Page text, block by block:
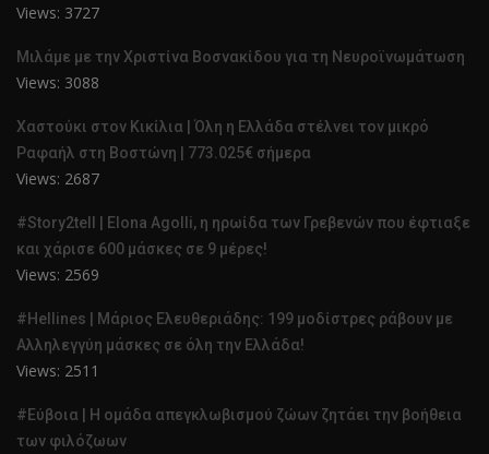
Views: 3727
Μιλάμε με την Χριστίνα Βοσνακίδου για τη Νευροϊνωμάτωση
Views: 3088
Χαστούκι στον Κικίλια | Όλη η Ελλάδα στέλνει τον μικρό
Ραφαήλ στη Βοστώνη | 773.025€ σήμερα
Views: 2687
#Story2tell | Elona Agolli, η ηρωίδα των Γρεβενών που έφτιαξε
και χάρισε 600 μάσκες σε 9 μέρες!
Views: 2569
#Hellines | Μάριος Ελευθεριάδης: 199 μοδίστρες ράβουν με
Αλληλεγγύη μάσκες σε όλη την Ελλάδα!
Views: 2511
#Εύβοια | Η ομάδα απεγκλωβισμού ζώων ζητάει την βοήθεια
των φιλόζωων